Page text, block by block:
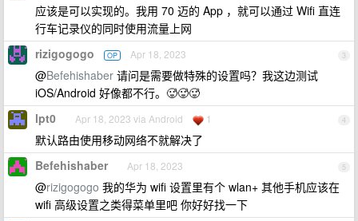
应该是可以实现的。我用 70 迈的 App ，就可以通过 Wifi 直连
行车记录仪的同时使用流量上网
3
rizigogogo OP Apr 18, 2023
@Befehishaber 请问是需要做特殊的设置吗？我这边测试
iOS/Android 好像都不行。🥵🥵🥵
4
lpt0 Apr 18, 2023 via Android 1
默认路由使用移动网络不就解决了
5
Befehishaber Apr 18, 2023
@rizigogogo 我的华为 wifi 设置里有个 wlan+ 其他手机应该在
wifi 高级设置之类得菜单里吧 你好好找一下